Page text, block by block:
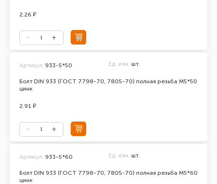
2.26 ₽
Болт DIN 933 (ГОСТ 7798-70, 7805-70) полная резьба М5*50
цинк
Артикул: 933-5*50 Ед. изм. шт.
2.91 ₽
Болт DIN 933 (ГОСТ 7798-70, 7805-70) полная резьба М5*60
цинк
Артикул: 933-5*60 Ед. изм. шт.